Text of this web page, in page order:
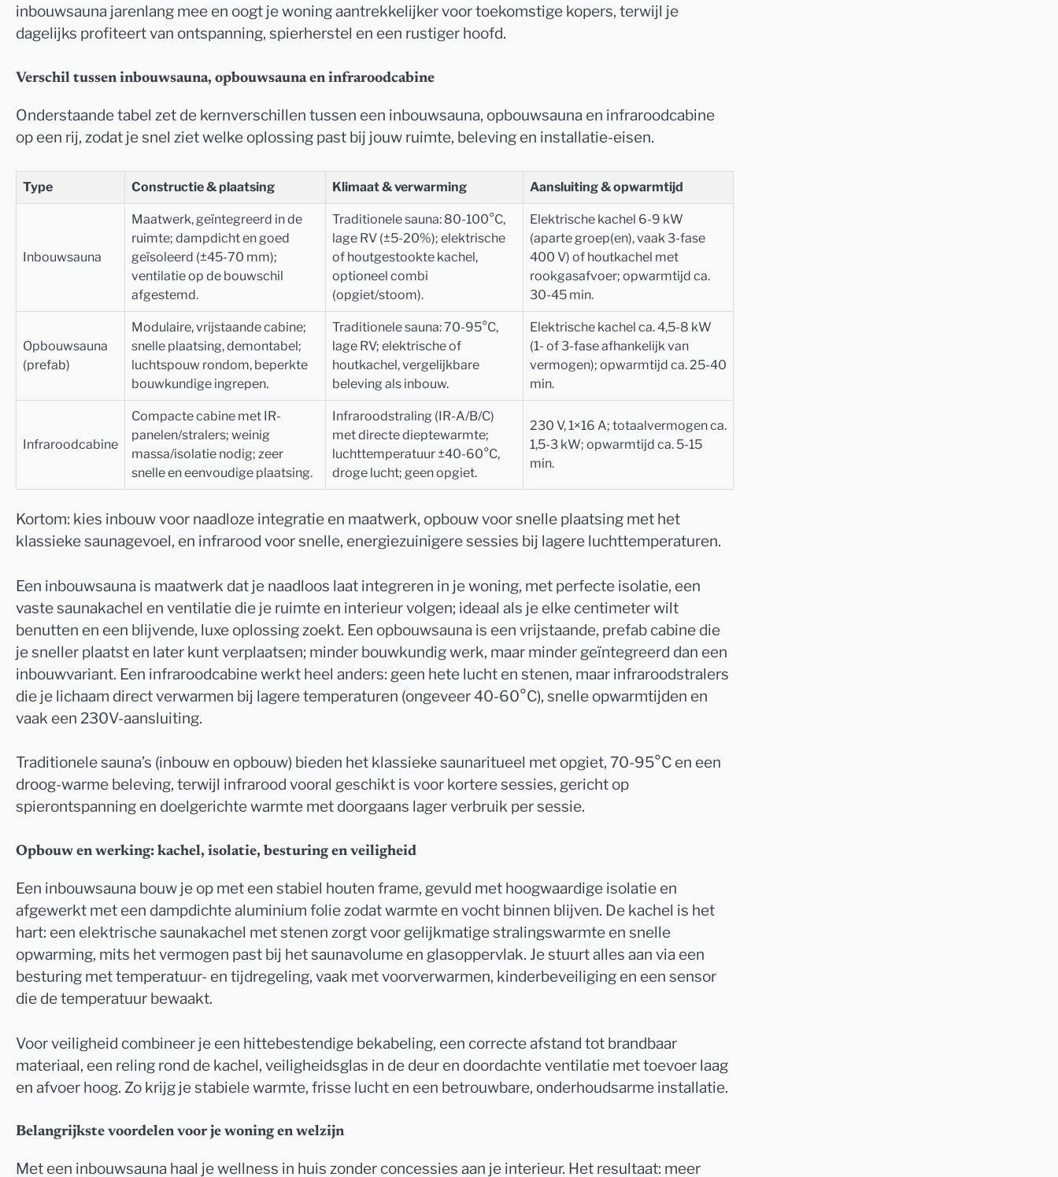
inbouwsauna jarenlang mee en oogt je woning aantrekkelijker voor toekomstige kopers, terwijl je
dagelijks profiteert van ontspanning, spierherstel en een rustiger hoofd.
Verschil tussen inbouwsauna, opbouwsauna en infraroodcabine
Onderstaande tabel zet de kernverschillen tussen een inbouwsauna, opbouwsauna en infraroodcabine
op een rij, zodat je snel ziet welke oplossing past bij jouw ruimte, beleving en installatie-eisen.
Type Constructie & plaatsing Klimaat & verwarming Aansluiting & opwarmtijd
Inbouwsauna
Maatwerk, geïntegreerd in de
ruimte; dampdicht en goed
geïsoleerd (±45-70 mm);
ventilatie op de bouwschil
afgestemd.
Traditionele sauna: 80-100°C,
lage RV (±5-20%); elektrische
of houtgestookte kachel,
optioneel combi
(opgiet/stoom).
Elektrische kachel 6-9 kW
(aparte groep(en), vaak 3-fase
400 V) of houtkachel met
rookgasafvoer; opwarmtijd ca.
30-45 min.
Opbouwsauna
(prefab)
Modulaire, vrijstaande cabine;
snelle plaatsing, demontabel;
luchtspouw rondom, beperkte
bouwkundige ingrepen.
Traditionele sauna: 70-95°C,
lage RV; elektrische of
houtkachel, vergelijkbare
beleving als inbouw.
Elektrische kachel ca. 4,5-8 kW
(1- of 3-fase afhankelijk van
vermogen); opwarmtijd ca. 25-40
min.
Infraroodcabine
Compacte cabine met IR-
panelen/stralers; weinig
massa/isolatie nodig; zeer
snelle en eenvoudige plaatsing.
Infraroodstraling (IR-A/B/C)
met directe dieptewarmte;
luchttemperatuur ±40-60°C,
droge lucht; geen opgiet.
230 V, 1×16 A; totaalvermogen ca.
1,5-3 kW; opwarmtijd ca. 5-15
min.
Kortom: kies inbouw voor naadloze integratie en maatwerk, opbouw voor snelle plaatsing met het
klassieke saunagevoel, en infrarood voor snelle, energiezuinigere sessies bij lagere luchttemperaturen.
Een inbouwsauna is maatwerk dat je naadloos laat integreren in je woning, met perfecte isolatie, een
vaste saunakachel en ventilatie die je ruimte en interieur volgen; ideaal als je elke centimeter wilt
benutten en een blijvende, luxe oplossing zoekt. Een opbouwsauna is een vrijstaande, prefab cabine die
je sneller plaatst en later kunt verplaatsen; minder bouwkundig werk, maar minder geïntegreerd dan een
inbouwvariant. Een infraroodcabine werkt heel anders: geen hete lucht en stenen, maar infraroodstralers
die je lichaam direct verwarmen bij lagere temperaturen (ongeveer 40-60°C), snelle opwarmtijden en
vaak een 230V-aansluiting.
Traditionele sauna’s (inbouw en opbouw) bieden het klassieke saunaritueel met opgiet, 70-95°C en een
droog-warme beleving, terwijl infrarood vooral geschikt is voor kortere sessies, gericht op
spierontspanning en doelgerichte warmte met doorgaans lager verbruik per sessie.
Opbouw en werking: kachel, isolatie, besturing en veiligheid
Een inbouwsauna bouw je op met een stabiel houten frame, gevuld met hoogwaardige isolatie en
afgewerkt met een dampdichte aluminium folie zodat warmte en vocht binnen blijven. De kachel is het
hart: een elektrische saunakachel met stenen zorgt voor gelijkmatige stralingswarmte en snelle
opwarming, mits het vermogen past bij het saunavolume en glasoppervlak. Je stuurt alles aan via een
besturing met temperatuur- en tijdregeling, vaak met voorverwarmen, kinderbeveiliging en een sensor
die de temperatuur bewaakt.
Voor veiligheid combineer je een hittebestendige bekabeling, een correcte afstand tot brandbaar
materiaal, een reling rond de kachel, veiligheidsglas in de deur en doordachte ventilatie met toevoer laag
en afvoer hoog. Zo krijg je stabiele warmte, frisse lucht en een betrouwbare, onderhoudsarme installatie.
Belangrijkste voordelen voor je woning en welzijn
Met een inbouwsauna haal je wellness in huis zonder concessies aan je interieur. Het resultaat: meer